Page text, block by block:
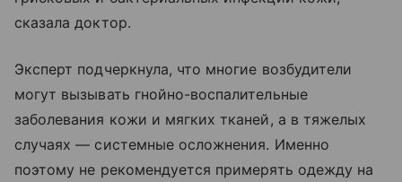
сказала доктор.
Эксперт подчеркнула, что многие возбудители
могут вызывать гнойно-воспалительные
заболевания кожи и мягких тканей, а в тяжелых
случаях — системные осложнения. Именно
поэтому не рекомендуется примерять одежду на